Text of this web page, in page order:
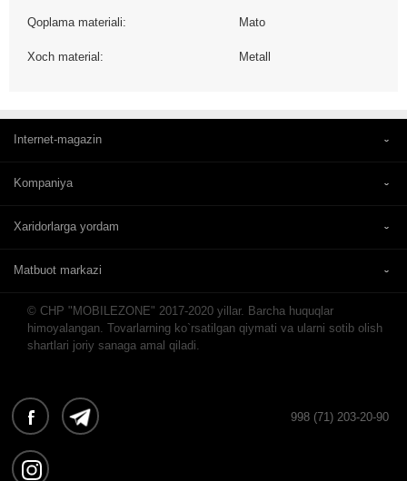
Qoplama materiali: Mato
Xoch material: Metall
Internet-magazin
Kompaniya
Xaridorlarga yordam
Matbuot markazi
© CHP "MOBILEZONE" 2017-2020 yillar. Barcha huquqlar
himoyalangan. Tovarlarning ko`rsatilgan qiymati va ularni sotib olish
shartlari joriy sanaga amal qiladi.
998 (71) 203-20-90